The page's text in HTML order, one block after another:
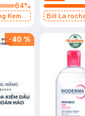
64%
Kem
Bill La
(SL có hạn)
-40 %